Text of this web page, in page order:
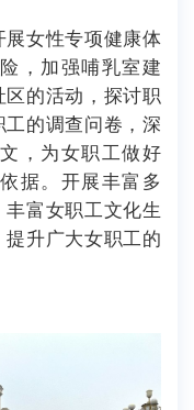
女性专项健康体
，加强哺乳室建
的活动，探讨职
的调查问卷，深
，为女职工做好
据。开展丰富多
富女职工文化生
升广大女职工的